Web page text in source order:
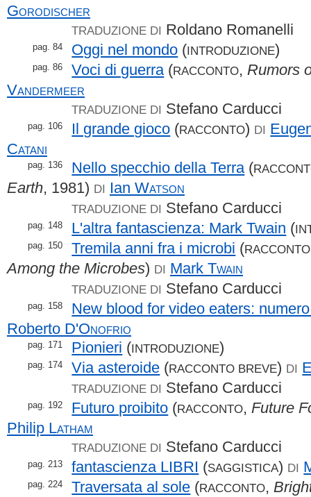
Gorodischer
TRADUZIONE DI Roldano Romanelli
pag. 84 Oggi nel mondo (INTRODUZIONE)
pag. 86 Voci di guerra (RACCONTO, Rumors
Vandermeer
TRADUZIONE DI Stefano Carducci
pag. 106 Il grande gioco (RACCONTO) DI
Catani
pag. 136 Nello specchio della Terra (
Earth, 1981) DI Ian Watson
TRADUZIONE DI Stefano Carducci
pag. 148 L'altra fantascienza: Mark Twain (
pag. 150 Tremila anni fra i microbi (
Among the Microbes) DI Mark Twain
TRADUZIONE DI Stefano Carducci
pag. 158
New blood for video eaters:
Roberto D'Onofrio
pag. 171 Pionieri (INTRODUZIONE)
pag. 174 Via asteroide (RACCONTO BREVE) DI
TRADUZIONE DI Stefano Carducci
pag. 192 Futuro proibito (RACCONTO, Future
Philip Latham
TRADUZIONE DI Stefano Carducci
pag. 213 fantascienza LIBRI (SAGGISTICA) DI
pag. 224 Traversata al sole (RACCONTO,